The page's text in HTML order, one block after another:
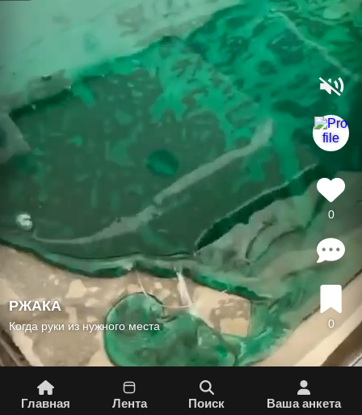
РЖАКА
Когда руки из нужного места
0
0
Главная Лента Поиск Вашa aнкета